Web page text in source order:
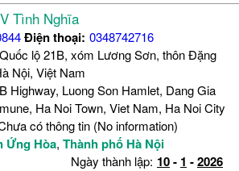
Tình Nghĩa
Điện thoại: 0348742716
lộ 21B, xóm Lương Sơn, thôn Đặng
Nội, Việt Nam
Highway, Luong Son Hamlet, Dang Gia
Ha Noi Town, Viet Nam, Ha Noi City
có thông tin (No information)
Ứng Hòa, Thành phố Hà Nội
Ngày thành lập: 10- 1 -2026